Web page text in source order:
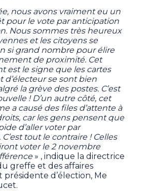
nous avons vraiment eu un
pour le vote par anticipation
Nous sommes très heureux
et les citoyens se
si grand nombre pour élire
de proximité. Cet
est le signe que les cartes
d’électeur se sont bien
la grève des postes. C’est
! D’un autre côté, cet
a causé des files d’attente à
car les gens pensent que
d’aller voter par
tout le contraire ! Celles
voter le 2 novembre
» , indique la directrice
greffe et des affaires
présidente d’élection, Me